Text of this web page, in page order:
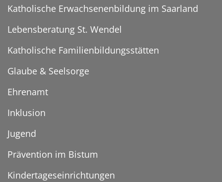
Katholische Erwachsenenbildung im Saarland
Lebensberatung St. Wendel
Katholische Familienbildungsstätten
Glaube & Seelsorge
Ehrenamt
Inklusion
Jugend
Prävention im Bistum
Kindertageseinrichtungen